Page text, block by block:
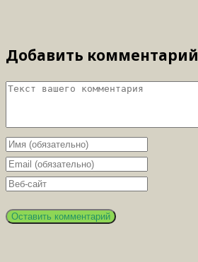
Добавить комментарий